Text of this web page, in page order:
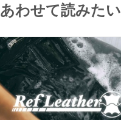
あわせて読みたい